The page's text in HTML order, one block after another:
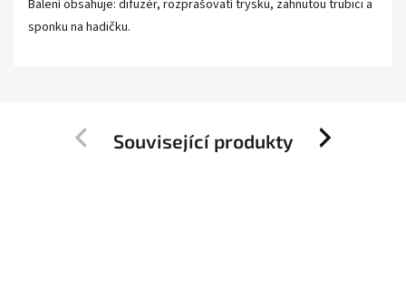
Balení obsahuje: difuzér, rozprašovatí trysku, zahnutou trubici a
sponku na hadičku.
Související produkty
Previous Next